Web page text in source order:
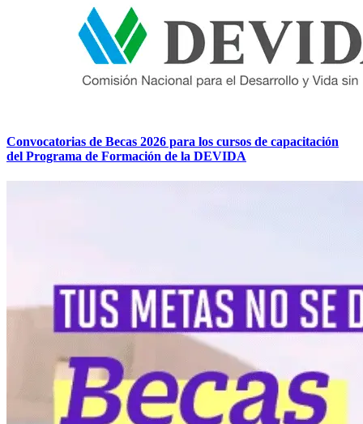
Convocatorias de Becas 2026 para los cursos de capacitación
del Programa de Formación de la DEVIDA